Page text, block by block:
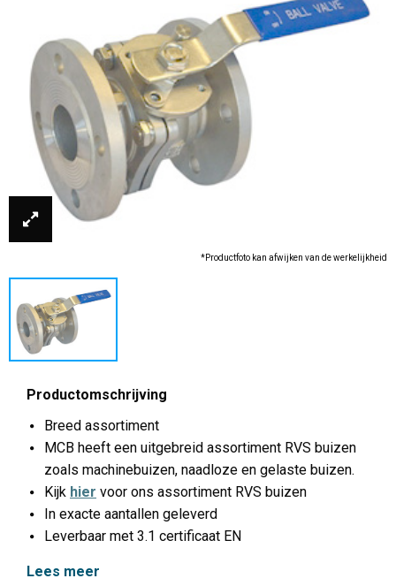
*Productfoto kan afwijken van de werkelijkheid
Productomschrijving
Breed assortiment
MCB heeft een uitgebreid assortiment RVS buizen
zoals machinebuizen, naadloze en gelaste buizen.
Kijk hier voor ons assortiment RVS buizen
In exacte aantallen geleverd
Leverbaar met 3.1 certificaat EN
Lees meer